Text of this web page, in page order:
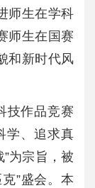
师生在学科
师生在国赛
和新时代风
技作品竞赛
学、追求真
为宗旨，被
”盛会。本